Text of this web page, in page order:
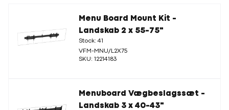
Menu Board Mount Kit -
Landskab 2 x 55-75"
Stock: 41
VFM-MNU/L2X75
SKU: 12214183
Menuboard Vægbeslagssæt -
Landskab 3 x 40-43"